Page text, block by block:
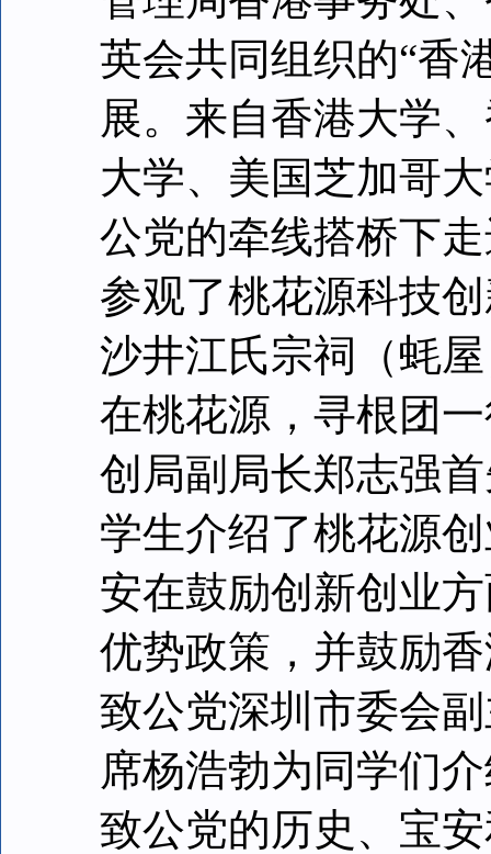
英会共同组织的“香
展。来自香港大学
大学、美国芝加哥
公党的牵线搭桥下
参观了桃花源科技
沙井江氏宗祠（蚝
在桃花源，寻根团
创局副局长郑志强
学生介绍了桃花源
安在鼓励创新创业
优势政策，并鼓励
致公党深圳市委会
席杨浩勃为同学们
致公党的历史、宝